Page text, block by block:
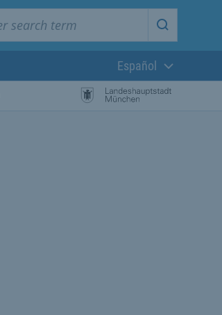
Start
Lengua actual:
Español